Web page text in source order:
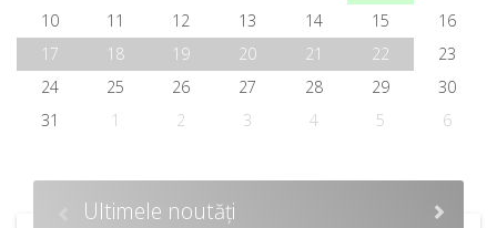
10
11 12 13 14 15
16
17
18 19 20 21 22
23
24
25 26 27 28 29
30
31
1 2 3 4 5 6
Ultimele noutăți